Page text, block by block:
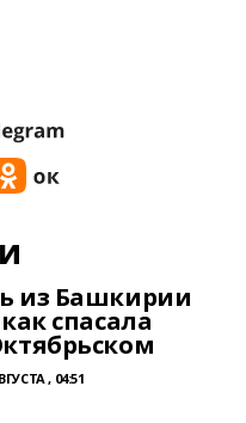
из Башкирии
спасала
, 04:51